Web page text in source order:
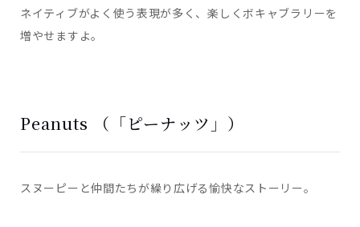
ネイティブがよく使う表現が多く、楽しくボキャブラリーを
増やせますよ。
Peanuts （「ピーナッツ」）
スヌーピーと仲間たちが繰り広げる愉快なストーリー。